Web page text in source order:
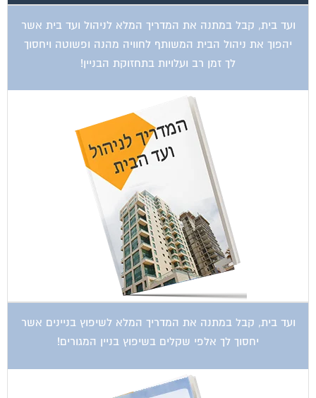
ועד בית, קבל במתנה את המדריך המלא לניהול ועד בית אשר
יהפוך את ניהול הבית המשותף לחוויה מהנה ופשוטה ויחסוך
לך זמן רב ועלויות בתחזוקת הבניין!
ועד בית, קבל במתנה את המדריך המלא לשיפוץ בניינים אשר
יחסוך לך אלפי שקלים בשיפוץ בניין המגורים!